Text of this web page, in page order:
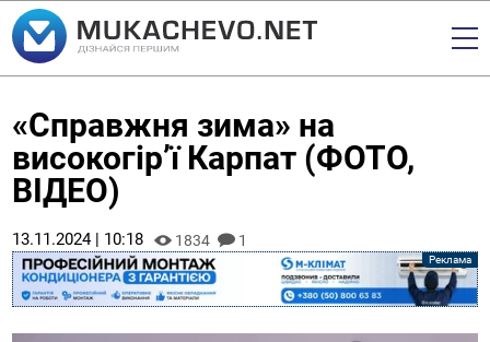
«Справжня зима» на
високогір’ї Карпат (ФОТО,
ВІДЕО)
13.11.2024 | 10:18 1834 1